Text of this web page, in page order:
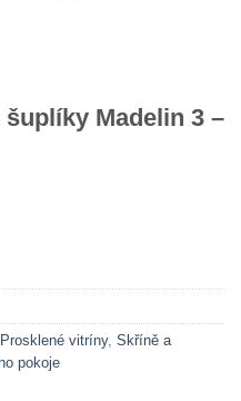
Madelin 3 –
Prosklené vitríny, Skříně a
pokoje